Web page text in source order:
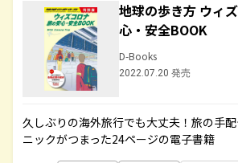
地球の歩き方 ウィ
心・安全BOOK
D-Books
2022.07.20 発売
久しぶりの海外旅行でも大丈夫！旅の手
ニックがつまった24ページの電子書籍